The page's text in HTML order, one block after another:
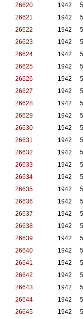
26620 1942
26621 1942
26622 1942
26623 1942
26624 1942
26625 1942
26626 1942
26627 1942
26628 1942
26629 1942
26630 1942
26631 1942
26632 1942
26633 1942
26634 1942
26635 1942
26636 1942
26637 1942
26638 1942
26639 1942
26640 1942
26641 1942
26642 1942
26643 1942
26644 1942
26645 1942